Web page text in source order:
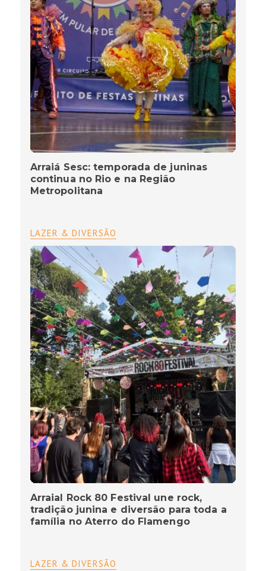
Arraiá Sesc: temporada de juninas
continua no Rio e na Região
Metropolitana
LAZER & DIVERSÃO
Arraial Rock 80 Festival une rock,
tradição junina e diversão para toda a
família no Aterro do Flamengo
LAZER & DIVERSÃO